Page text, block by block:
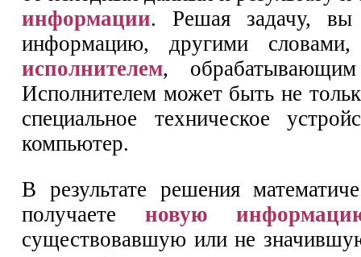
информации. Решая задачу, вы
информацию, другими словами,
исполнителем,
Исполнителем может быть не
специальное техническое
компьютер.
В результате решения
получаете новую
существовавшую или не